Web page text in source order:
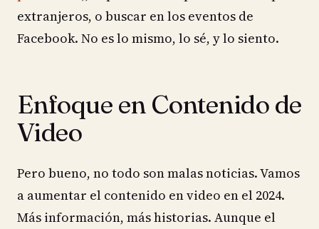
extranjeros, o buscar en los eventos de
Facebook. No es lo mismo, lo sé, y lo siento.
Enfoque en Contenido de
Video
Pero bueno, no todo son malas noticias. Vamos
a aumentar el contenido en video en el 2024.
Más información, más historias. Aunque el